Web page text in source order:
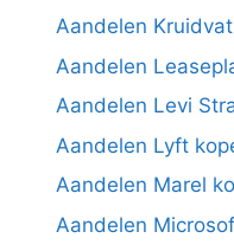
Aandelen
Aandelen
Aandelen Levi
Aandelen Lyft
Aandelen Marel
Aandelen